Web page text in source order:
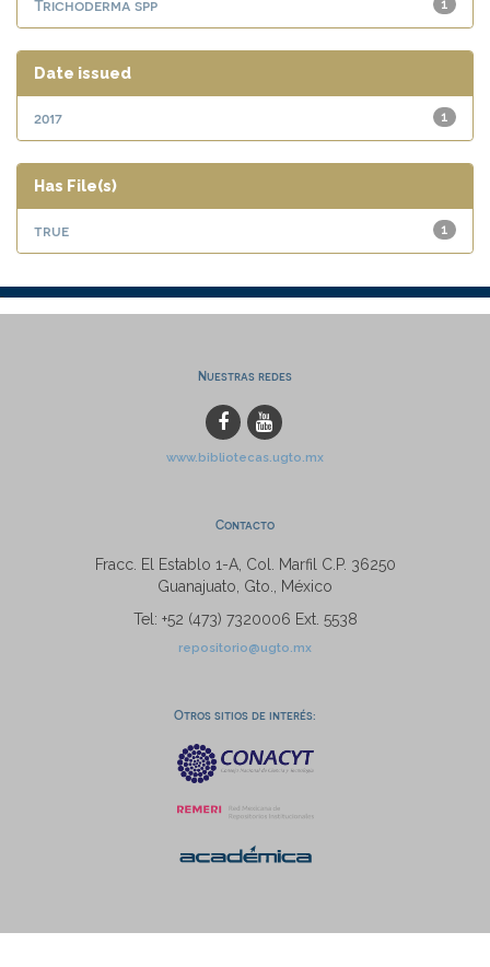
1
Trichoderma spp
Date issued
1
2017
Has File(s)
1
true
Nuestras redes
www.bibliotecas.ugto.mx
Contacto
Fracc. El Establo 1-A, Col. Marfil C.P. 36250
Guanajuato, Gto., México
Tel: +52 (473) 7320006 Ext. 5538
repositorio@ugto.mx
Otros sitios de interés: